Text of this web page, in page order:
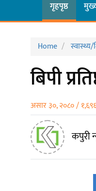
गृहपृष्ठ
Home स्वास्थ्य/
बिपी
असार ३०, २०८० /
कपुरी